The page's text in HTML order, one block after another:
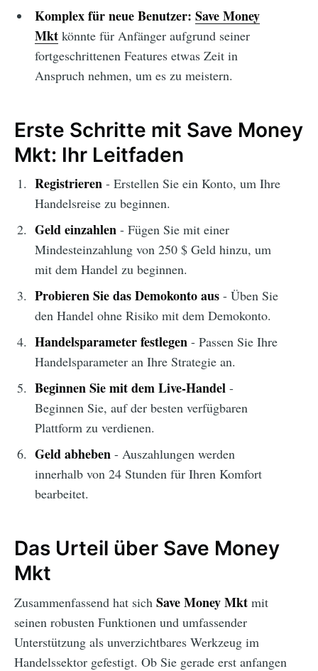
Komplex für neue Benutzer: Save Money
Mktkönnte für Anfänger aufgrund seiner
fortgeschrittenen Features etwas Zeit in
Anspruch nehmen, um es zu meistern.
Erste Schritte mit Save Money
Mkt: Ihr Leitfaden
Registrieren- Erstellen Sie ein Konto, um Ihre
Handelsreise zu beginnen.
Geld einzahlen- Fügen Sie mit einer
Mindesteinzahlung von 250 $ Geld hinzu, um
mit dem Handel zu beginnen.
Probieren Sie das Demokonto aus- Üben Sie
den Handel ohne Risiko mit dem Demokonto.
Handelsparameter festlegen- Passen Sie Ihre
Handelsparameter an Ihre Strategie an.
Beginnen Sie mit dem Live-Handel-
Beginnen Sie, auf der besten verfügbaren
Plattform zu verdienen.
Geld abheben- Auszahlungen werden
innerhalb von 24 Stunden für Ihren Komfort
bearbeitet.
Das Urteil über Save Money
Mkt
Zusammenfassend hat sich Save Money Mkt mit
seinen robusten Funktionen und umfassender
Unterstützung als unverzichtbares Werkzeug im
Handelssektor gefestigt. Ob Sie gerade erst anfangen